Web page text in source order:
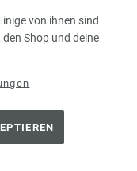
von ihnen sind
Shop und deine